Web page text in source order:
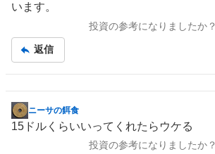
います。
投資の参考になりましたか？
返信
掲
示
ニーサの餌食
15ドルくらいいってくれたらウケる
投資の参考になりましたか？